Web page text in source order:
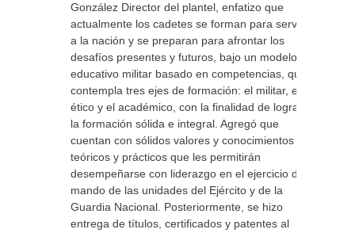
González Director del plantel, enfatizo que
actualmente los cadetes se forman para servir
a la nación y se preparan para afrontar los
desafíos presentes y futuros, bajo un modelo
educativo militar basado en competencias, que
contempla tres ejes de formación: el militar, el
ético y el académico, con la finalidad de lograr
la formación sólida e integral. Agregó que
cuentan con sólidos valores y conocimientos
teóricos y prácticos que les permitirán
desempeñarse con liderazgo en el ejercicio del
mando de las unidades del Ejército y de la
Guardia Nacional. Posteriormente, se hizo
entrega de títulos, certificados y patentes al